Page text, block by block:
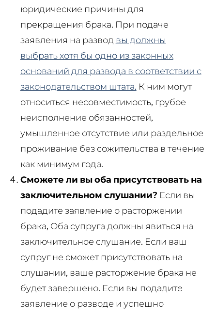
юридические причины для
прекращения брака. При подаче
заявления на развод вы должны
выбрать хотя бы одно из законных
оснований для развода в соответствии с
законодательством штата. К ним могут
относиться несовместимость, грубое
неисполнение обязанностей,
умышленное отсутствие или раздельное
проживание без сожительства в течение
как минимум года.
Сможете ли вы оба присутствовать на
заключительном слушании? Если вы
подадите заявление о расторжении
брака, Оба супруга должны явиться на
заключительное слушание. Если ваш
супруг не сможет присутствовать на
слушании, ваше расторжение брака не
будет завершено. Если вы подадите
заявление о разводе и успешно